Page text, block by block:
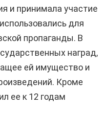
и принимала участие
для
пропаганды. В
наград,
ей имущество и
Кроме
ее к 12 годам